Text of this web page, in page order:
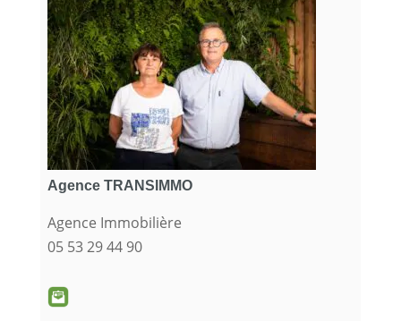
Agence TRANSIMMO
Agence Immobilière
05 53 29 44 90